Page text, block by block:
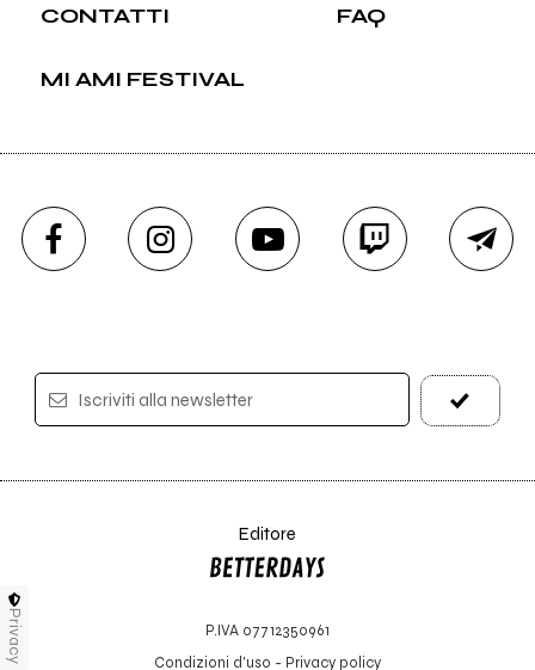
CONTATTI FAQ
MI AMI FESTIVAL
Iscriviti alla newsletter
Editore
P.IVA 07712350961
Condizioni d'uso - Privacy policy
Privacy